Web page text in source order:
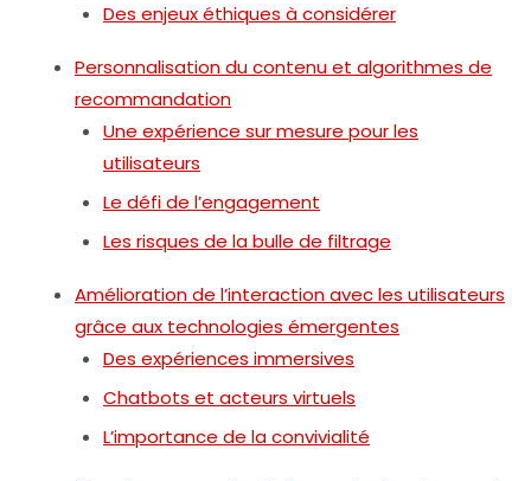
Des enjeux éthiques à considérer
Personnalisation du contenu et algorithmes de
recommandation
Une expérience sur mesure pour les
utilisateurs
Le défi de l’engagement
Les risques de la bulle de filtrage
Amélioration de l’interaction avec les utilisateurs
grâce aux technologies émergentes
Des expériences immersives
Chatbots et acteurs virtuels
L’importance de la convivialité